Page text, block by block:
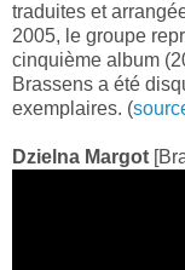
traduites et
2005, le groupe
cinquième album
Brassens a été
exemplaires. (
Dzielna Margot